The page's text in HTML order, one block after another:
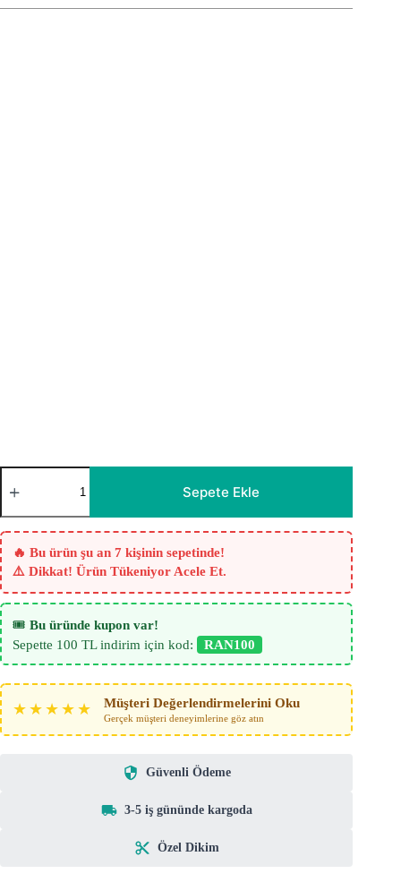
İnka
Keteni
Yeşili
Fon
Perde
adet
Sepete Ekle
🔥 Bu ürün şu an 7 kişinin sepetinde!
⚠️ Dikkat! Ürün Tükeniyor Acele Et.
🎟️ Bu üründe kupon var!
Sepette 100 TL indirim için kod:
RAN100
★★★★★ Müşteri Değerlendirmelerini Oku
Gerçek müşteri deneyimlerine göz atın
Güvenli Ödeme
3-5 iş gününde kargoda
Özel Dikim